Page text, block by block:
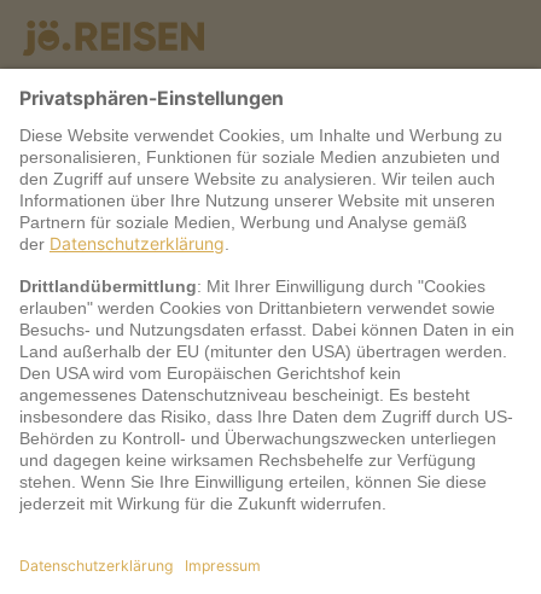
Warum jö?
Service
jö Bonus Club Partner
Zahlungsarten & Sicherheit